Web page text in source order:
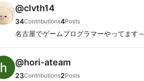
@clvth14
34Contributions4Posts
名古屋でゲームプログラマーやってます～
@hori-ateam
23Contributions2Posts